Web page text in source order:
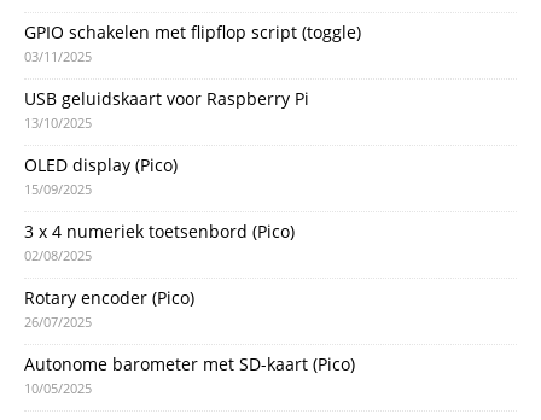
GPIO schakelen met flipflop script (toggle)
03/11/2025
USB geluidskaart voor Raspberry Pi
13/10/2025
OLED display (Pico)
15/09/2025
3 x 4 numeriek toetsenbord (Pico)
02/08/2025
Rotary encoder (Pico)
26/07/2025
Autonome barometer met SD-kaart (Pico)
10/05/2025